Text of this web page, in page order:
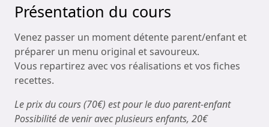
Présentation du cours
Venez passer un moment détente parent/enfant et
préparer un menu original et savoureux.
Vous repartirez avec vos réalisations et vos fiches
recettes.
Le prix du cours (70€) est pour le duo parent-enfant
Possibilité de venir avec plusieurs enfants, 20€